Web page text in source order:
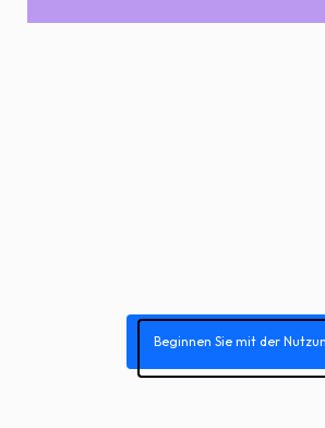
Beginnen Sie mit der